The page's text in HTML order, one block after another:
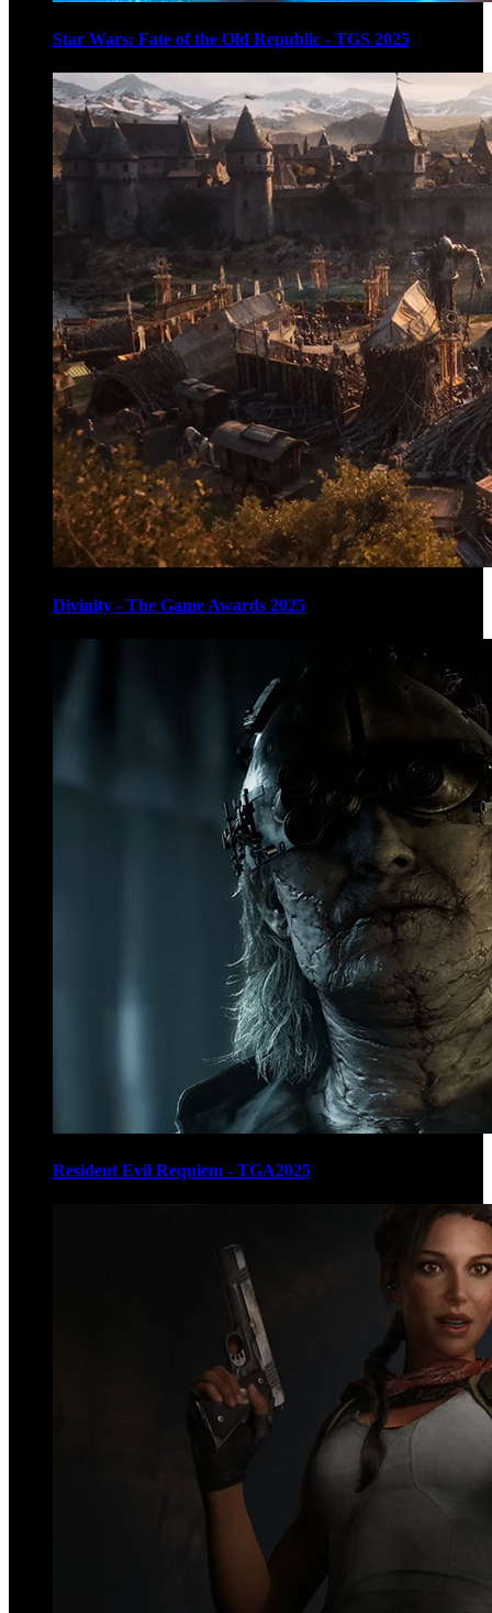
Star Wars: Fate of the Old Republic - TGS 2025
Divinity - The Game Awards 2025
Resident Evil Requiem - TGA2025